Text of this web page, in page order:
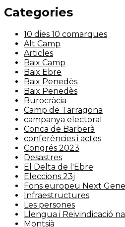
Categories
10 dies 10 comarques
Alt Camp
Articles
Baix Camp
Baix Ebre
Baix Penedès
Baix Penedès
Burocràcia
Camp de Tarragona
campanya electoral
Conca de Barberà
conferències i actes
Congrés 2023
Desastres
El Delta de l'Ebre
Eleccions 23j
Fons europeu Next
Infraestructures
Les persones
Llengua i Reivindicació
Montsià